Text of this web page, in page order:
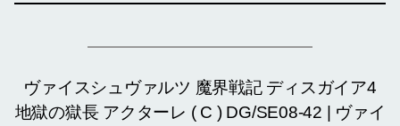
ヴァイスシュヴァルツ 魔界戦記 ディスガイア4
地獄の獄長 アクターレ ( C ) DG/SE08-42 | ヴァイ